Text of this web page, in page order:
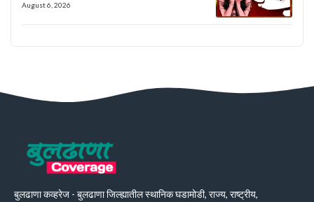
August 6, 2026
बुलढाणा कव्हरेज - बुलढाणा जिल्ह्यातील स्थानिक घडामोडी, राज्य, राष्ट्रीय,